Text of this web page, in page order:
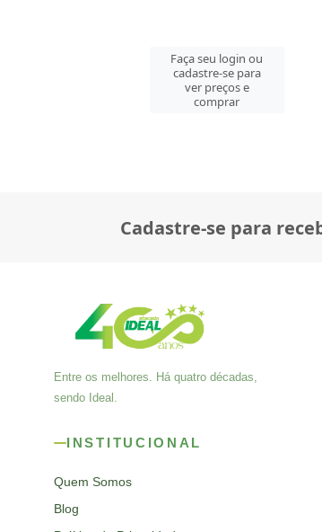
Faça seu login ou
cadastre-se para
ver preços e
comprar
Cadastre-se para
Entre os melhores. Há quatro décadas,
sendo Ideal.
INSTITUCIONAL
Quem Somos
Blog